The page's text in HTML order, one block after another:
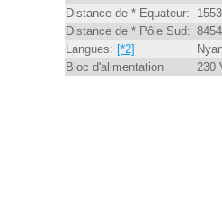
Distance de * Equateur:
Distance de * Pôle Sud:
Langues: [*2]
Bloc d'alimentation
230